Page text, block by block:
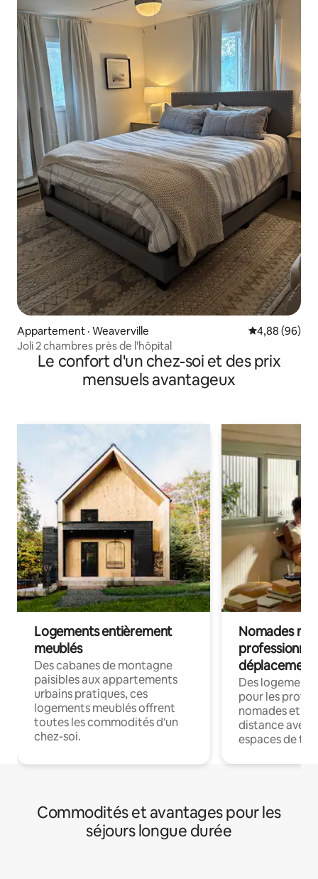
Appartement · Weaverville Note
4,88 (96)
Joli 2 chambres près de l'hôpital
Le confort d'un chez-soi et des prix
mensuels avantageux
Logements entièrement
meublés
Des cabanes de montagne
paisibles aux appartements
urbains pratiques, ces
logements meublés offrent
toutes les commodités d'un
chez-soi.
Nomades
déplacement
Des
pour les
nomades et
distance avec
espaces de
Commodités et avantages pour les
séjours longue durée